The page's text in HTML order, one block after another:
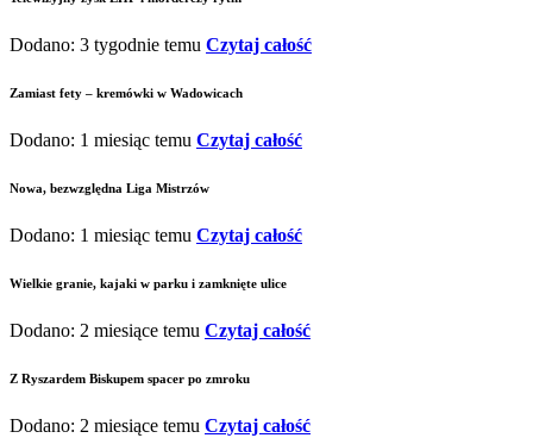
Dodano: 3 tygodnie temu Czytaj całość
Zamiast fety – kremówki w Wadowicach
Dodano: 1 miesiąc temu Czytaj całość
Nowa, bezwzględna Liga Mistrzów
Dodano: 1 miesiąc temu Czytaj całość
Wielkie granie, kajaki w parku i zamknięte ulice
Dodano: 2 miesiące temu Czytaj całość
Z Ryszardem Biskupem spacer po zmroku
Dodano: 2 miesiące temu Czytaj całość